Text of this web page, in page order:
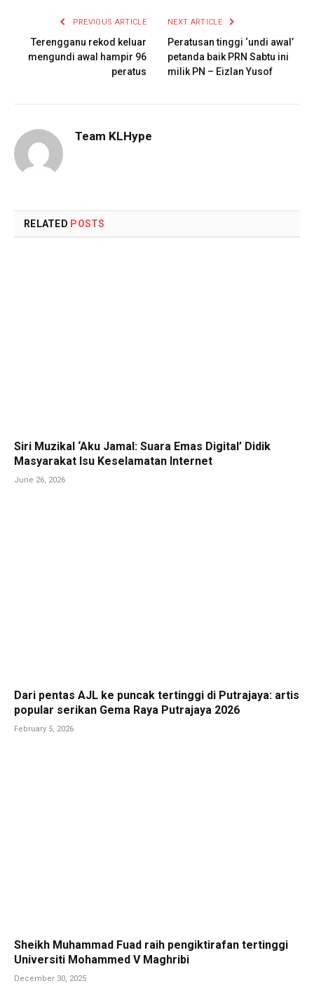
PREVIOUS ARTICLE
Terengganu rekod keluar
mengundi awal hampir 96
peratus
NEXT ARTICLE
Peratusan tinggi ‘undi awal’
petanda baik PRN Sabtu ini
milik PN – Eizlan Yusof
Team KLHype
RELATED POSTS
Siri Muzikal ‘Aku Jamal: Suara Emas Digital’ Didik
Masyarakat Isu Keselamatan Internet
June 26, 2026
Dari pentas AJL ke puncak tertinggi di Putrajaya: artis
popular serikan Gema Raya Putrajaya 2026
February 5, 2026
Sheikh Muhammad Fuad raih pengiktirafan tertinggi
Universiti Mohammed V Maghribi
December 30, 2025